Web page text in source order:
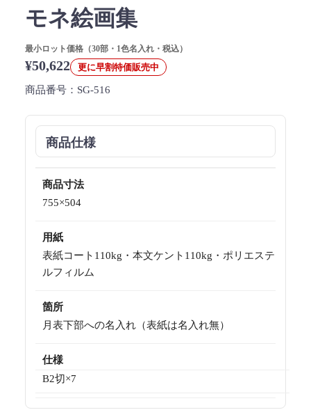
モネ絵画集
最小ロット価格（30部・1色名入れ・税込）
¥50,622 更に早割特価販売中
商品番号： SG-516
商品仕様
商品寸法
755×504
用紙
表紙コート110kg・本文ケント110kg・ポリエステ
ルフィルム
箇所
月表下部への名入れ（表紙は名入れ無）
仕様
B2切×7